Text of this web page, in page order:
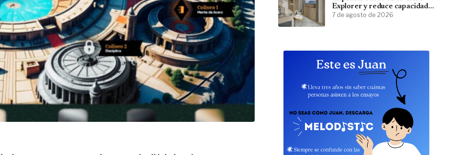
Explorer y reduce capacidad;
menos pasajeros, más espacio
7 de agosto de 2026